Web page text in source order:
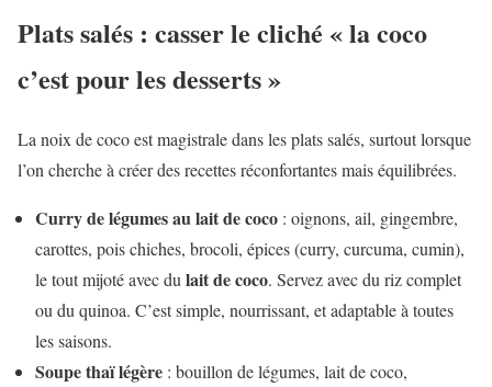
Plats salés : casser le cliché « la coco
c’est pour les desserts »
La noix de coco est magistrale dans les plats salés, surtout lorsque
l’on cherche à créer des recettes réconfortantes mais équilibrées.
Curry de légumes au lait de coco : oignons, ail, gingembre,
carottes, pois chiches, brocoli, épices (curry, curcuma, cumin),
le tout mijoté avec du lait de coco. Servez avec du riz complet
ou du quinoa. C’est simple, nourrissant, et adaptable à toutes
les saisons.
Soupe thaï légère : bouillon de légumes, lait de coco,